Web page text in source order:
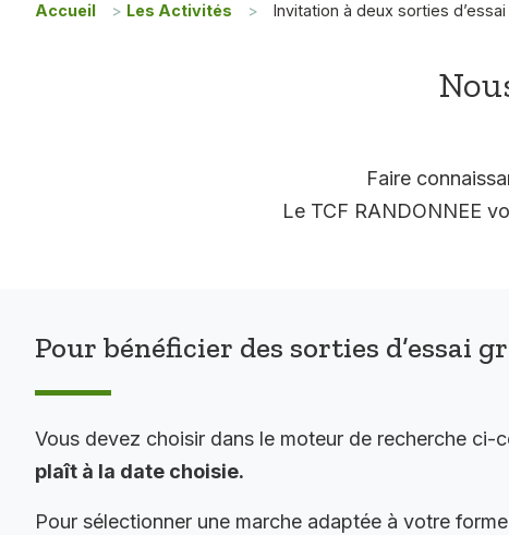
Accueil > Les Activités > Invitation à deux sorties
Faire
Le TCF RANDONNEE
Pour bénéficier des sorties d’essai
Vous devez choisir dans le moteur de recherche ci-
plaît à la date choisie.
Pour sélectionner une marche adaptée à votre